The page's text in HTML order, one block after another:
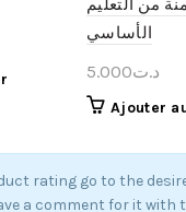
الأساسي
د.ت5.000
Ajouter
rating go to the
a comment for it with